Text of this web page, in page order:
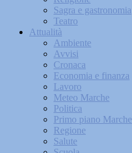
Sagra e gastronomia
Teatro
Attualità
Ambiente
Avvisi
Cronaca
Economia e finanza
Lavoro
Meteo Marche
Politica
Primo piano Marche
Regione
Salute